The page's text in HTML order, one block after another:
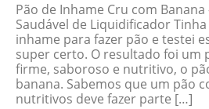
Pão de Inhame Cru com Banana
Saudável de Liquidificador
inhame para fazer pão e testei
super certo. O resultado foi um
firme, saboroso e nutritivo, o
banana. Sabemos que um pão
nutritivos deve fazer parte […]